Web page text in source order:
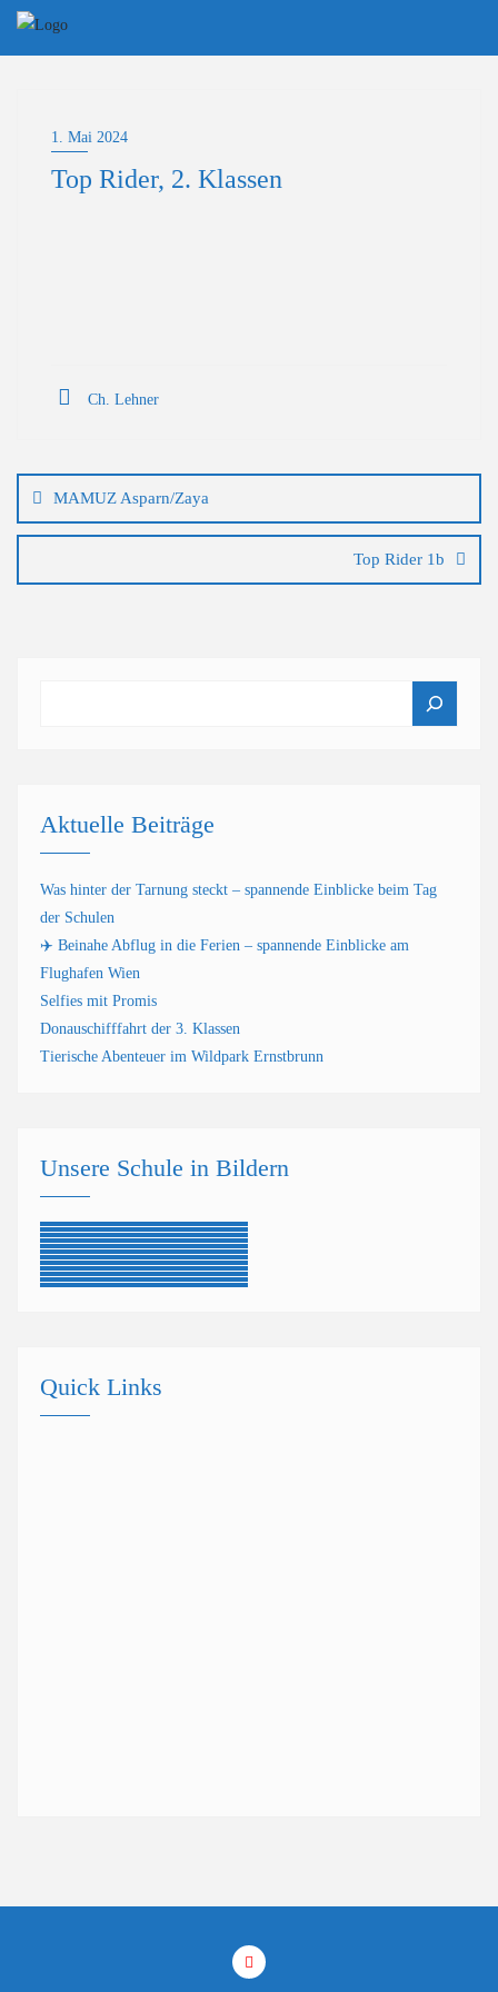
Skip
1. Mai 2024
Top Rider, 2. Klassen
Ch. Lehner
MAMUZ Asparn/Zaya
Top Rider 1b
Aktuelle Beiträge
Was hinter der Tarnung steckt – spannende Einblicke beim Tag
der Schulen
✈️ Beinahe Abflug in die Ferien – spannende Einblicke am
Flughafen Wien
Selfies mit Promis
Donauschifffahrt der 3. Klassen
Tierische Abenteuer im Wildpark Ernstbrunn
Unsere Schule in Bildern
Quick Links